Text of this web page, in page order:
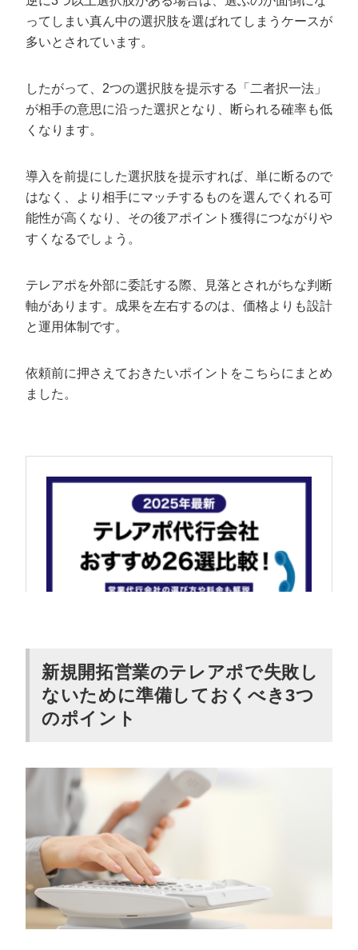
ってしまい真ん中の選択肢を選ばれてしまうケースが
多いとされています。
したがって、2つの選択肢を提示する「二者択一法」
が相手の意思に沿った選択となり、断られる確率も低
くなります。
導入を前提にした選択肢を提示すれば、単に断るので
はなく、より相手にマッチするものを選んでくれる可
能性が高くなり、その後アポイント獲得につながりや
すくなるでしょう。
テレアポを外部に委託する際、見落とされがちな判断
軸があります。成果を左右するのは、価格よりも設計
と運用体制です。
依頼前に押さえておきたいポイントをこちらにまとめ
ました。
新規開拓営業のテレアポで失敗し
ないために準備しておくべき3つ
のポイント